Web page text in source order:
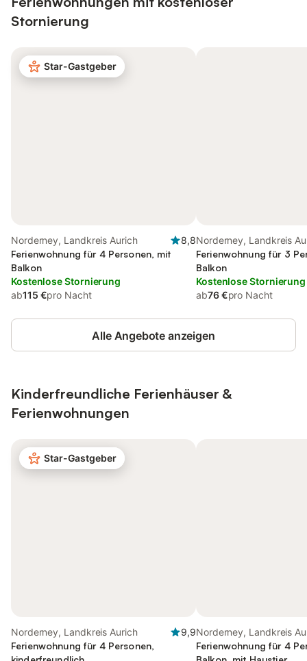
Stornierung
Star-Gastgeber
Norderney, Landkreis Aurich
8,8
Ferienwohnung für 4 Personen, mit
Balkon
Kostenlose Stornierung
ab115 €pro Nacht
Norderney, Landkreis
Ferienwohnung für 3
Balkon
Kostenlose Stornierung
ab76 €pro Nacht
Alle Angebote anzeigen
Kinderfreundliche Ferienhäuser &
Ferienwohnungen
Star-Gastgeber
Norderney, Landkreis Aurich
9,9
Ferienwohnung für 4 Personen,
Norderney, Landkreis
Ferienwohnung für 4